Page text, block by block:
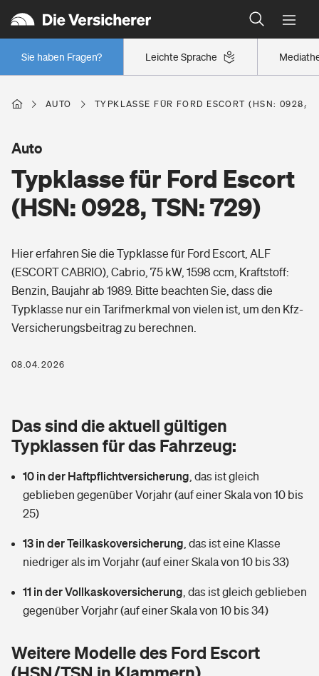
Leichte Sprache
Sie haben Fragen?
Wer versichert was: Jetzt Versicherer finden
Regionalklassen: So ist Ihre Region eingestuft
Wer versichert was: Jetzt Versicherer finden
Berufsunfähigkeitsversicherung
Erwerbsunfähigkeitsversicherung
Grundfähigkeitsversicherung
Arbeitsrechtsschutz
Berufshaftpflichtversicherung
Zur Übersicht
Tools
Wer versichert was: Jetzt Versicherer finden
Sie haben Fragen?
Wohnen
Elementarversicherung
Glasversicherung
Mietkautionsversicherung
Restkreditversicherung
Freizeit
Pri­vate Haft­pflicht­
Kinderunfall­ver­si­che­rung
Kinderinvalidität
Hundehalter-Haftpflicht
Gesundheit
Private Krankenversicherung
Dread-Disease-Versicherung
Tierkrankenversicherung
Zur Übersicht
Tools
Wer versichert was: Jetzt Versicherer finden
Sie haben Fragen?
AUTO TYPKLASSE FÜR FORD ESCORT (HSN: 0928,
Typklasse für Ford Escort
(HSN: 0928, TSN: 729)
Auto
Hier erfahren Sie die Typklasse für Ford Escort, ALF
(ESCORT CABRIO), Cabrio, 75 kW, 1598 ccm, Kraftstoff:
Benzin, Baujahr ab 1989. Bitte beachten Sie, dass die
Typklasse nur ein Tarifmerkmal von vielen ist, um den Kfz-
Versicherungsbeitrag zu berechnen.
08.04.2026
Das sind die aktuell gültigen
Typklassen für das Fahrzeug:
10 in der Haftpflichtversicherung das ist gleich
geblieben gegenüber Vorjahr (auf einer Skala von 10 bis
25)
13 in der Teilkaskoversicherung das ist eine Klasse
niedriger als im Vorjahr (auf einer Skala von 10 bis 33)
11 in der Vollkaskoversicherung das ist gleich geblieben
gegenüber Vorjahr (auf einer Skala von 10 bis 34)
Weitere Modelle des Ford Escort